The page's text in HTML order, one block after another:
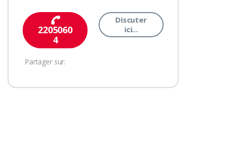
2205060
4
Discuter
ici...
Partager sur: